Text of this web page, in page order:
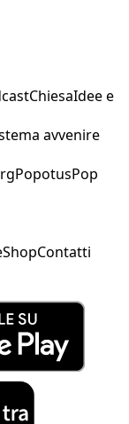
ChiesaIdee e
avvenire
PopotusPop
ShopContatti